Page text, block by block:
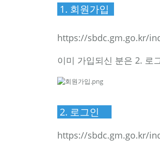
1. 회원가입
https://sbdc.gm.go.kr/
이미 가입되신 분은 2. 로
2. 로그인
https://sbdc.gm.go.kr/